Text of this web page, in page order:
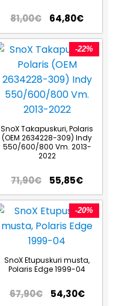
81,00€ 64,80€
-22%
SnoX Takapuskuri, Polaris
(OEM 2634228-309) Indy
550/600/800 Vm. 2013-
2022
71,90€ 55,85€
-20%
SnoX Etupuskuri musta,
Polaris Edge 1999-04
67,90€ 54,30€